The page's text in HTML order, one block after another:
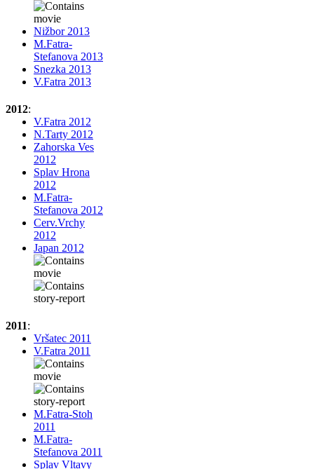
Nižbor 2013
M.Fatra-
Stefanova 2013
Snezka 2013
V.Fatra 2013
2012:
V.Fatra 2012
N.Tarty 2012
Zahorska Ves
2012
Splav Hrona
2012
M.Fatra-
Stefanova 2012
Cerv.Vrchy
2012
Japan 2012
2011:
Vršatec 2011
V.Fatra 2011
M.Fatra-Stoh
2011
M.Fatra-
Stefanova 2011
Splav Vltavy